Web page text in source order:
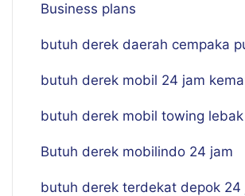
Business plans
butuh derek daerah cempaka
butuh derek mobil 24 jam
butuh derek mobil towing
Butuh derek mobilindo 24 jam
butuh derek terdekat depok 24